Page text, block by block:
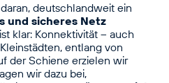
deutschlandweit ein
und sicheres Netz
klar: Konnektivität – auch
entlang von
der Schiene erzielen wir
wir dazu bei,